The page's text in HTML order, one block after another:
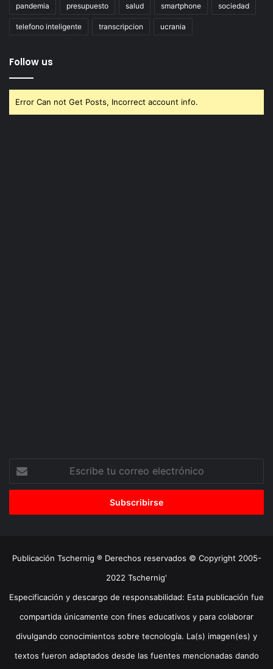
pandemia presupuesto salud smartphone sociedad
telefono inteligente transcripcion ucrania
Follow us
Error Can not Get Posts, Incorrect account info.
correo
Publicación Tschernig ® Derechos reservados © Copyright 2005-
2022 Tschernig'
Especificación y descargo de responsabilidad: Esta publicación fue
compartida únicamente con fines educativos y para colaborar
divulgando conocimientos sobre tecnología. La(s) imagen(es) y
textos fueron adaptados desde las fuentes mencionadas dando